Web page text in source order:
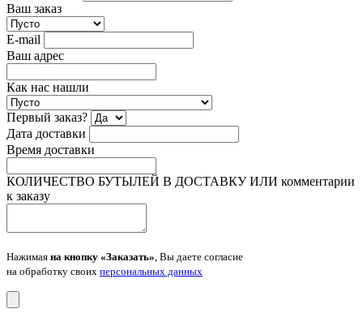
Ваш заказ
E-mail
Ваш адрес
Как нас нашли
Первый заказ?
Дата доставки
Время доставки
КОЛИЧЕСТВО БУТЫЛЕЙ В ДОСТАВКУ ИЛИ комментарии
к заказу
Нажимая на кнопку «Заказать» , Вы даете согласие
на обработку своих персональных данных